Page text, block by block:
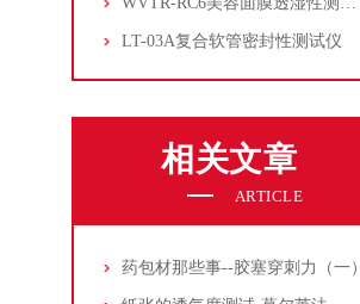
LT-03A复合软管密封性测试仪
相关文章
ARTICLE
药包材那些事--胶塞穿刺力（一）